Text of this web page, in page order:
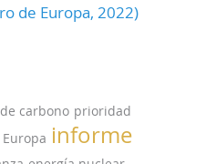
de Europa, 2022)
carbono prioridad
informe